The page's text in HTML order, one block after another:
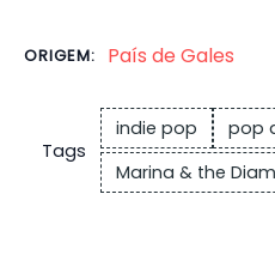
ORIGEM: País de Gales
Tags
indie pop
pop
Marina & the